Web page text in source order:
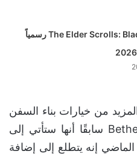
إغلاق لعبة The Elder Scrolls: Blades رسمياً
من خيارات بناء السفن
هي الأشياء التي أكدت Bethesda سابقًا أنها ستأتي إلى
إنه يتطلع إلى إضافة